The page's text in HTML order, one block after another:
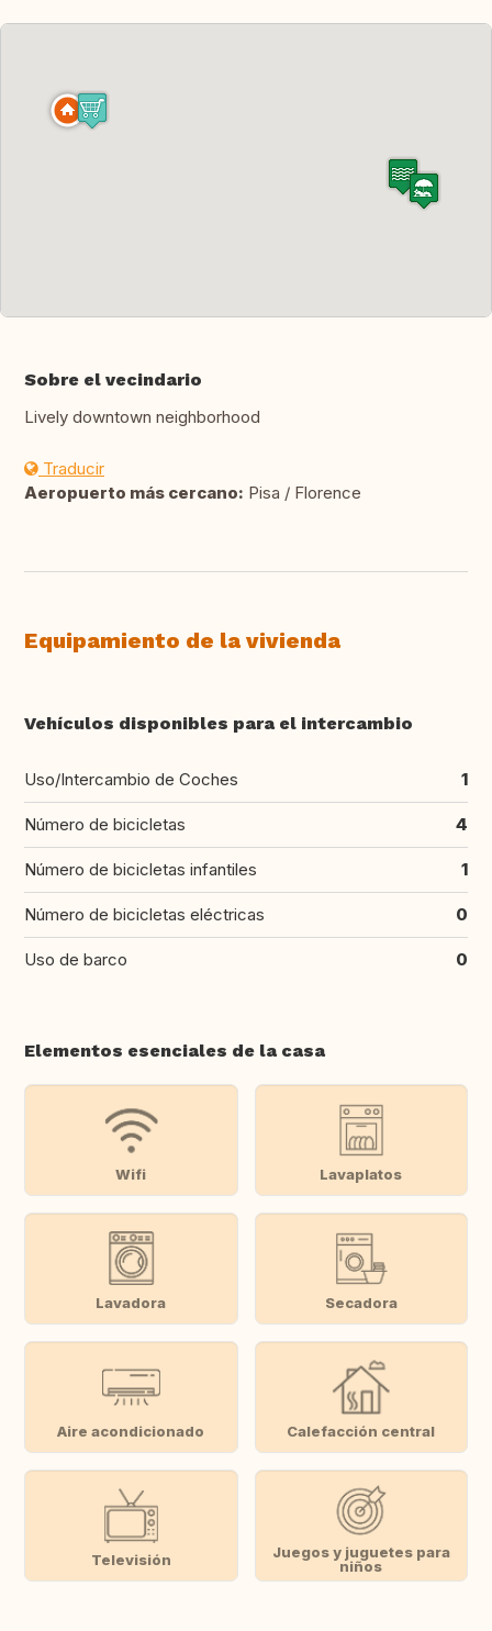
Sobre el vecindario
Lively downtown neighborhood
Traducir
Aeropuerto más cercano: Pisa / Florence
Equipamiento de la vivienda
Vehículos disponibles para el intercambio
Uso/Intercambio de Coches 1
Número de bicicletas 4
Número de bicicletas infantiles 1
Número de bicicletas eléctricas 0
Uso de barco 0
Elementos esenciales de la casa
Wifi Lavaplatos
Lavadora Secadora
Aire acondicionado Calefacción central
Televisión
Juegos y juguetes para
niños